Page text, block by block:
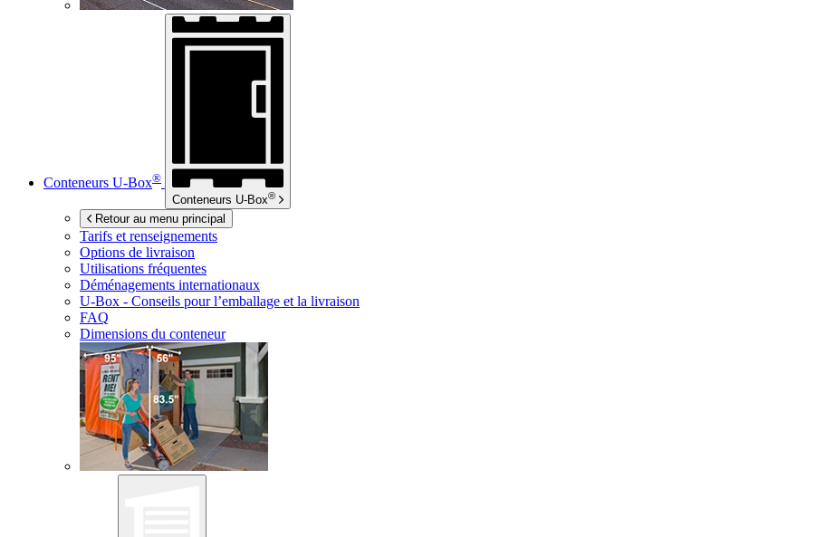
Conteneurs U-Box®
Conteneurs U-Box®
Retour au menu principal
Tarifs et renseignements
Options de livraison
Utilisations fréquentes
Déménagements internationaux
U-Box - Conseils pour l’emballage et la livraison
FAQ
Dimensions du conteneur